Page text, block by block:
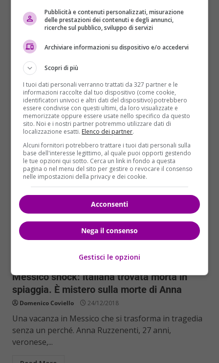
Politica
Terremoto M5S, Di Battista rientra in Italia:
“Vedrò mio ‘fratello’ Di Maio…”
Domenico Coviello
Il Movimento Cinque Stelle si prepara. Alessandro Di
Battista torna casa. L’annuncio è arrivato in diretta
Facebook:...
Read More
Messico shock: italiana trovata morta in
spiaggia. È mistero sulla morte di Anna
Domenico Coviello 24/12/2018
Una vacanza in Messico che si trasforma in tragedia
senza un perché. Anna Ruzzenenti, 27 anni,
veronese,...
Pubblicità e contenuti personalizzati, misurazione
delle prestazioni dei contenuti e degli annunci,
ricerche sul pubblico, sviluppo di servizi
Archiviare informazioni su dispositivo e/o accedervi
Scopri di più
I tuoi dati personali verranno trattati da 327 partner e le
informazioni raccolte dal tuo dispositivo (come cookie,
identificatori univoci e altri dati del dispositivo) potrebbero
essere condivise con questi ultimi, da loro visualizzate e
memorizzate oppure essere usate nello specifico da questo
sito. Noi e i nostri partner potremmo utilizzare dati di
localizzazione esatti. Elenco dei partner.
Alcuni fornitori potrebbero trattare i tuoi dati personali sulla
base dell'interesse legittimo, al quale puoi opporti gestendo
le tue opzioni qui sotto. Cerca un link in fondo a questa
pagina o nel menu del sito per gestire o revocare il consenso
nelle impostazioni della privacy e dei cookie.
Acconsenti
Nega il consenso
Gestisci le opzioni